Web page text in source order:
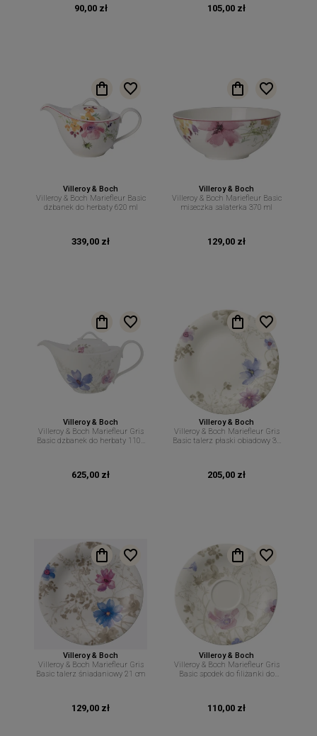
90,00 zł 105,00 zł
Villeroy & Boch
Villeroy & Boch Mariefleur Basic
dzbanek do herbaty 620 ml
339,00 zł
Villeroy & Boch
Villeroy & Boch Mariefleur Basic
miseczka salaterka 370 ml
129,00 zł
Villeroy & Boch
Villeroy & Boch Mariefleur Gris
Basic dzbanek do herbaty 1100
625,00 zł
Villeroy & Boch
Villeroy & Boch Mariefleur Gris
Basic talerz płaski obiadowy 30
205,00 zł
Villeroy & Boch
Villeroy & Boch Mariefleur Gris
Basic talerz śniadaniowy 21 cm
129,00 zł
Villeroy & Boch
Villeroy & Boch Mariefleur Gris
Basic spodek do filiżanki do
110,00 zł